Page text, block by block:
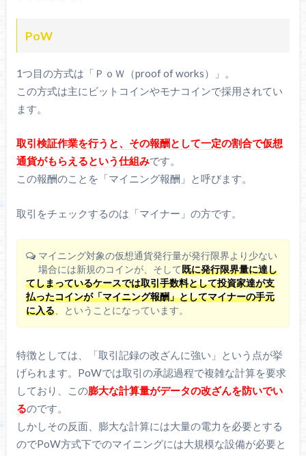
PoW
1つ目の方式は「ＰｏＷ（proof of works）」。
この方式は主にビットコインやモナコインで採用されてい
ます。
取引検証作業を行うと、その報酬として一定の割合で仮想
通貨がもらえるという仕組みです。
この報酬のことを「マイニング報酬」と呼びます。
取引をチェックするのは「マイナー」の方です。
マイニング対象の仮想通貨発行量が発行限界より少ない
場合には新規のコインが、そして既に発行限界量に達し
てしまっているケースでは取引手数料として投資家達が支
払ったコインが「マイニング報酬」としてマイナーの手元
に入る 、ということになっています。
特徴としては、「取引記録の改ざんに強い」という点が挙
げられます。PoWでは取引の承認過程で複雑な計算を要求
しており、この膨大な計算量がデータの改ざんを防いでい
るのです。
しかしその反面、膨大な計算には大量の電力を必要とする
のでPoW方式下でのマイニングには大規模な設備が必要と